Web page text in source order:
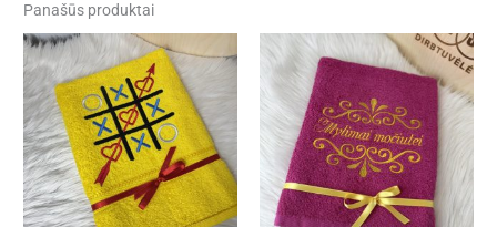
Panašūs produktai
Price
range:
17,00 €
through
33,00 €